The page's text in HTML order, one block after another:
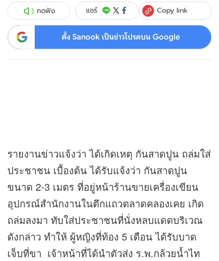
กดฟัง แชร์ Copy link
ตั้ง Sanook เป็นข่าวโปรดบน Google
รายงานข่าวแจ้งว่า ได้เกิดเหตุ กันสาดปูน ถล่มใส่
ประชาชน เบื้องต้น ได้รับแจ้งว่า กันสาดปูน
ขนาด 2-3 เมตร ที่อยู่หน้าร้านขายเครื่องเขียน
อุปกรณ์สำนักงานในตึกแถวตลาดคลองเคย เกิด
ถล่มลงมา ทับใส่ประชาชนที่นั่งหลบแดดบริเวณ
ดังกล่าว ทำให้ ผู้หญิงที่ท้อง 5 เดือน ได้รับบาด
เจ็บที่ขา เจ้าหน้าที่ได้นำตัวส่ง ร.พ.กล้วยน้ำไท